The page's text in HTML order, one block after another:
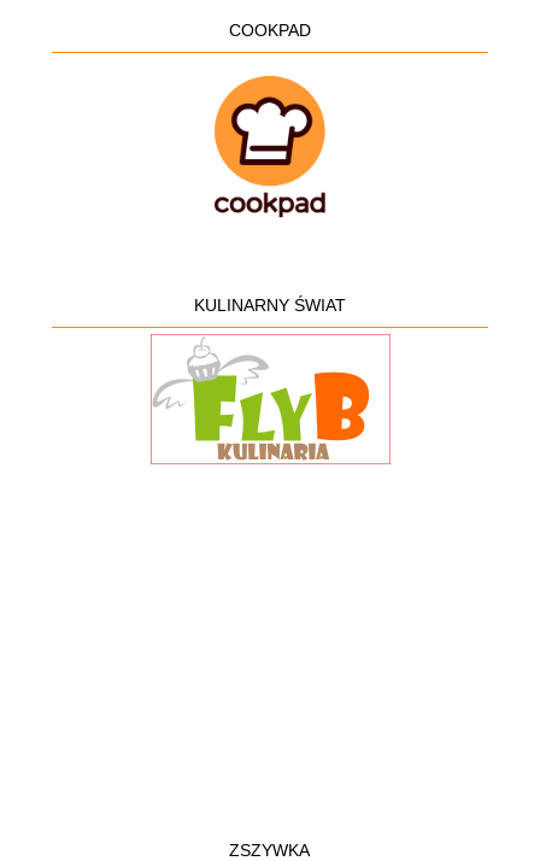
COOKPAD
KULINARNY ŚWIAT
ZSZYWKA